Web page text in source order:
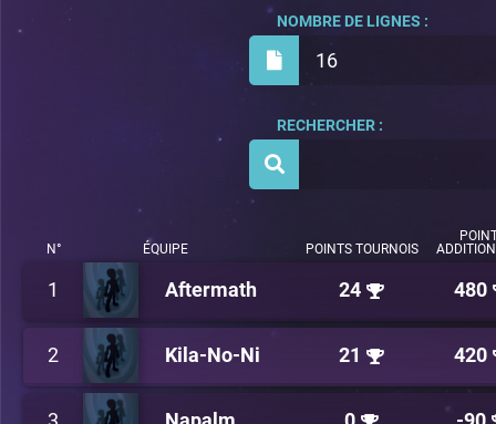
16
NOMBRE DE LIGNES :
RECHERCHER :
N° ÉQUIPE POINTS TOURNOIS
1 Aftermath 24 480
2 Kila-No-Ni 21 420